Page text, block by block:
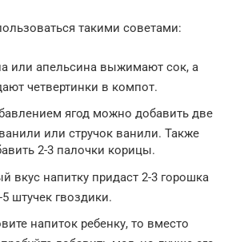
такими советами:
или апельсина выжимают сок, а
четвертинки в компот.
ягод можно добавить две
или стручок ванили. Также
2-3 палочки корицы.
вкус напитку придаст 2-3 горошка
штучек гвоздики.
напиток ребенку, то вместо